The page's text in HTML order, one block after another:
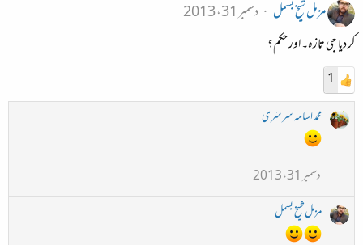
مزمل شیخ بسمل
دسمبر 31، 2013
کر دیا جی تازہ۔ اور حکم؟
1
محمد اسامہ سَرسَری
دسمبر 31، 2013
مزمل شیخ بسمل